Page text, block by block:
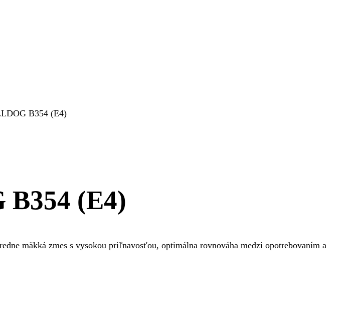
B354 (E4)
(E4)
mäkká zmes s vysokou priľnavosťou, optimálna rovnováha medzi opotrebovaním a